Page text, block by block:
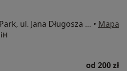
Długosza Business Park, ul. Jana Długosza 48 budynek D, Wrocław • Mapa
od 200 zł